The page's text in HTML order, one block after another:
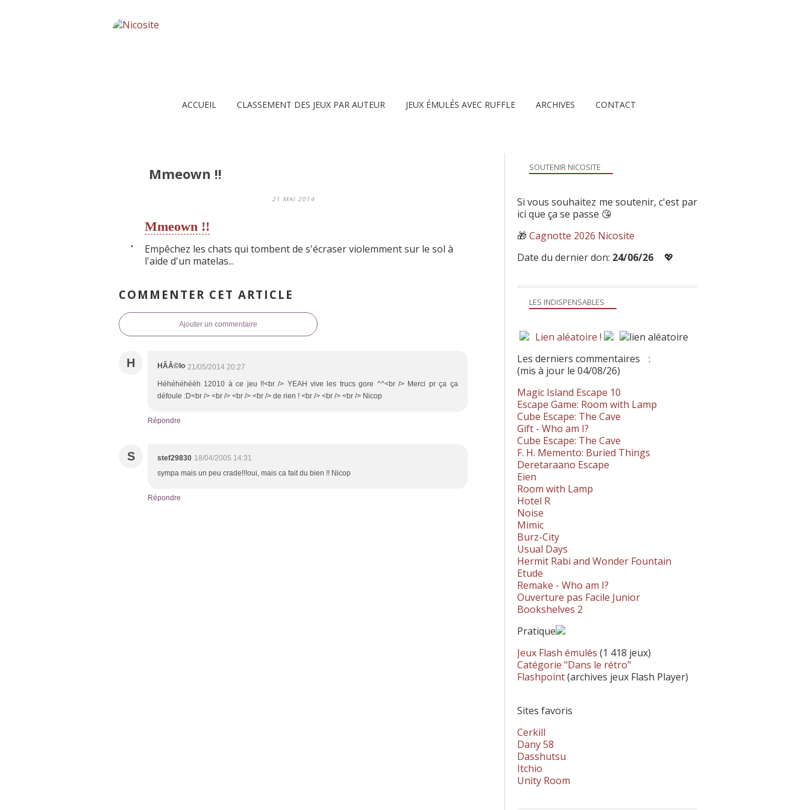
ACCUEIL CLASSEMENT DES JEUX PAR AUTEUR JEUX ÉMULÉS AVEC RUFFLE ARCHIVES CONTACT
Mmeown !!
21 MAI 2014
Mmeown !!
Empêchez les chats qui tombent de s'écraser violemment sur le sol à
l'aide d'un matelas...
COMMENTER CET ARTICLE
Ajouter un commentaire
H HÃÂ©lo 21/05/2014 20:27
Héhéhéhééh 12010 à ce jeu !!<br /> YEAH vive les trucs gore ^^<br /> Merci pr ça ça
défoule :D<br /> <br /> <br /> <br /> de rien ! <br /> <br /> <br /> Nicop
Répondre
S stef29830 18/04/2005 14:31
sympa mais un peu crade!!!oui, mais ca fait du bien !! Nicop
Répondre
LES INDISPENSABLES
Lien aléatoire !
Les derniers commentaires
:
(mis à jour le 04/08/26)
Magic Island Escape 10
Escape Game: Room with Lamp
Cube Escape: The Cave
Gift - Who am I?
Cube Escape: The Cave
F. H. Memento: Buried Things
Deretaraano Escape
Eien
Room with Lamp
Hotel R
Noise
Mimic
Burz-City
Usual Days
Hermit Rabi and Wonder Fountain
Etude
Remake - Who am I?
Ouverture pas Facile Junior
Bookshelves 2
Pratique
Jeux Flash émulés (1 418 jeux)
Catégorie "Dans le rétro"
Flashpoint(archives jeux Flash Player)
Sites favoris
Cerkill
Dany 58
Dasshutsu
Itchio
Unity Room
SOUTENIR NICOSITE
Si vous souhaitez me soutenir, c'est par
ici que ça se passe 😘
🎁 Cagnotte 2026 Nicosite
Date du dernier don: 24/06/26 💖